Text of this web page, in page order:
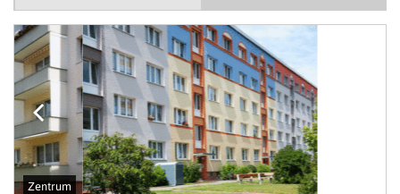
Zentrum